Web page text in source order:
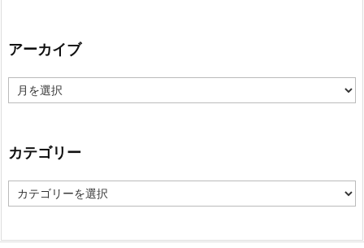
アーカイブ
ー
ブ
カテゴリー
テ